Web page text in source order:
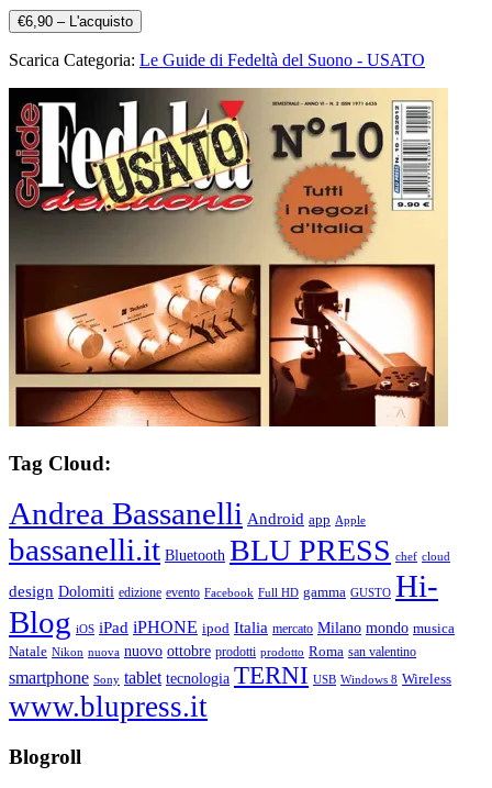
€6,90 – L'acquisto
Scarica Categoria: Le Guide di Fedeltà del Suono - USATO
Tag Cloud:
Andrea Bassanelli Android app Apple
bassanelli.it Bluetooth BLU PRESS chef cloud
design Dolomiti edizione evento Facebook Full HD gamma GUSTO Hi-
Blog iOS iPad iPHONE ipod Italia mercato Milano mondo musica
Natale Nikon nuova nuovo ottobre prodotti prodotto Roma san valentino
smartphone Sony tablet tecnologia TERNI USB Windows 8 Wireless
www.blupress.it
Blogroll